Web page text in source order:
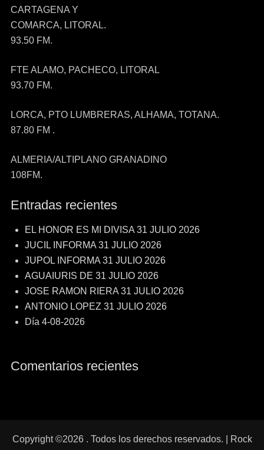
CARTAGENA Y
COMARCA, LITORAL.
93.50 FM.
FTE ALAMO, PACHECO, LITORAL
93.70 FM.
LORCA, PTO LUMBRERAS, ALHAMA, TOTANA.
87.80 FM .
ALMERIA/ALTIPLANO GRANADINO
108FM.
Entradas recientes
EL HONOR ES MI DIVISA 31 JULIO 2026
JUCIL INFORMA 31 JULIO 2026
JUPOL INFORMA 31 JULIO 2026
AGUAIURIS DE 31 JULIO 2026
JOSE RAMON RIERA 31 JULIO 2026
ANTONIO LOPEZ 31 JULIO 2026
Día 4-08-2026
Comentarios recientes
Copyright ©2026 . Todos los derechos reservados. | Rock